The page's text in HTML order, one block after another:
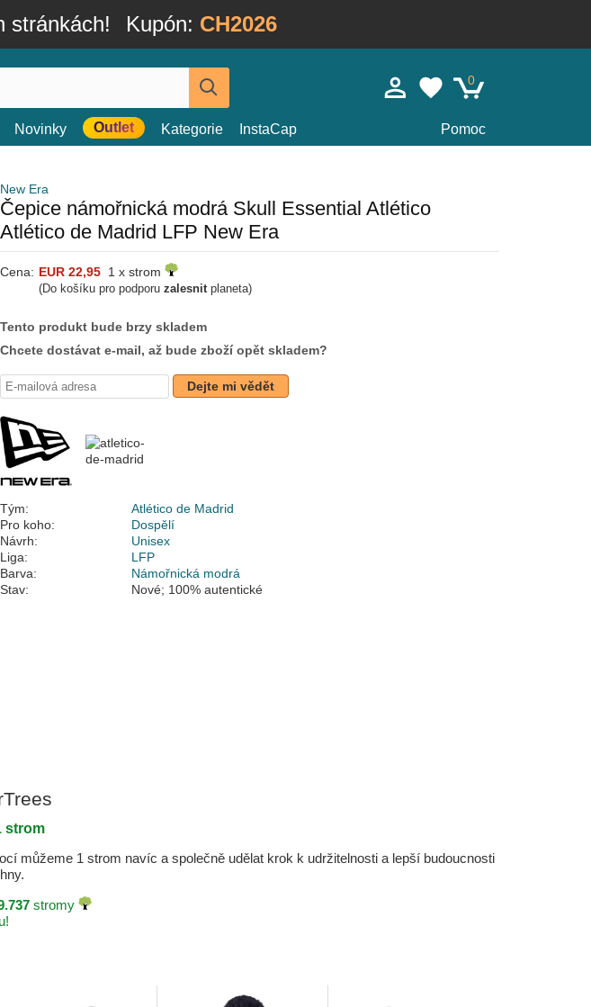
stránkách! Kupón: CH2026
0
Novinky Outlet Kategorie InstaCap Pomoc
New Era
Čepice námořnická modrá Skull Essential Atlético
Atlético de Madrid LFP New Era
Cena: EUR 22,95 1 x strom
(Do košíku pro podporu zalesnitplaneta)
Tento produkt bude brzy skladem
Chcete dostávat e-mail, až bude zboží opět skladem?
Dejte mi vědět
Tým:
Atlético de Madrid
Pro koho:
Dospělí
Návrh:
Unisex
Liga:
LFP
Barva:
Námořnická modrá
Stav:
Nové; 100% autentické
strom
můžeme 1 strom navíc a společně udělat krok k udržitelnosti a lepší budoucnosti
stromy